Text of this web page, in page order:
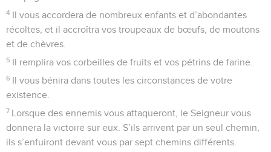
4 Il vous accordera de nombreux enfants et d’abondantes
récoltes, et il accroîtra vos troupeaux de bœufs, de moutons
et de chèvres.
5 Il remplira vos corbeilles de fruits et vos pétrins de farine.
6 Il vous bénira dans toutes les circonstances de votre
existence.
7 Lorsque des ennemis vous attaqueront, le Seigneur vous
donnera la victoire sur eux. S’ils arrivent par un seul chemin,
ils s’enfuiront devant vous par sept chemins différents.